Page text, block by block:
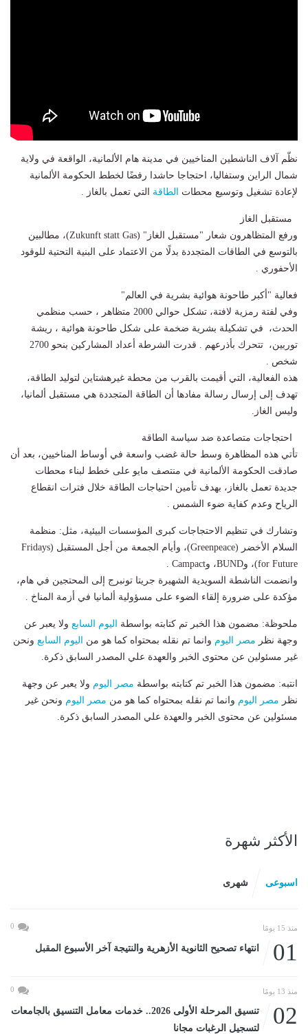
نظّم آلاف الناشطين المناخيين في مدينة هام الألمانية، الواقعة في ولاية
شمال الراين وستفاليا، احتجاجا حاشدا رفضًا لخطط الحكومة الألمانية
لإعادة تشغيل وتوسيع محطات الطاقة التي تعمل بالغاز .
مستقبل الغاز
ورفع المتظاهرون شعار "مستقبل الغاز" (Zukunft statt Gas)، مطالبين
بالتوسع في الطاقات المتجددة بدلًا من الاعتماد على البنية التحتية للوقود
الأحفوري .
فعالية "أكبر طاحونة هوائية بشرية في العالم"
وفي لفتة رمزية لافتة، تشكل حوالي 2000 متظاهر ، حسب منظمي
الحدث، في تشكيلة بشرية ضخمة على شكل طاحونة هوائية ، ريشة
توربين، تتحرك بأذرعهم . قدرت الشرطة أعداد المشاركين بنحو 2700
شخص .
هذه الفعالية، التي أقيمت بالقرب من محطة غيرهشتاين لتوليد الطاقة،
تهدف إلى إرسال رسالة مفادها أن الطاقة المتجددة هي مستقبل ألمانيا،
وليس الغاز.
احتجاجات متصاعدة ضد سياسة الطاقة
تأتي هذه المظاهرة وسط حالة غضب واسعة في أوساط المناخيين، بعد أن
صادقت الحكومة الألمانية في منتصف مايو على خطط لبناء محطات
جديدة تعمل بالغاز، بهدف تأمين احتياجات الطاقة خلال فترات انقطاع
الرياح وعدم كفاية ضوء الشمس .
وتشارك في تنظيم الاحتجاجات كبرى المؤسسات البيئية، مثل: منظمة
السلام الأخضر (Greenpeace)، وأيام الجمعة من أجل المستقبل (Fridays
for Future)، وBUND، وCampact .
وانضمت الناشطة السويدية الشهيرة جريتا تونبرج إلى المحتجين في هام،
مؤكدة على ضرورة إلقاء الضوء على مسؤولية ألمانيا في أزمة المناخ .
ملحوظة: مضمون هذا الخبر تم كتابته بواسطة اليوم السابع ولا يعبر عن
وجهة نظر مصر اليوم وانما تم نقله بمحتواه كما هو من اليوم السابع ونحن
غير مسئولين عن محتوى الخبر والعهدة علي المصدر السابق ذكرة.
انتبه: مضمون هذا الخبر تم كتابته بواسطة مصر اليوم ولا يعبر عن وجهة
نظر مصر اليوم وانما تم نقله بمحتواه كما هو من مصر اليوم ونحن غير
مسئولين عن محتوى الخبر والعهدة علي المصدر السابق ذكرة.
الأكثر شهرة
اسبوعى شهرى
منذ 15 يومًا 0
01 انتهاء تصحيح الثانوية الأزهرية والنتيجة آخر الأسبوع المقبل
منذ 13 يومًا 0
02
تنسيق المرحلة الأولى 2026.. خدمات معامل التنسيق بالجامعات
لتسجيل الرغبات مجانا